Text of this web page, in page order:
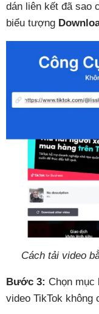
dán liên kết đã sao
biểu tượng
Cách tải video
Bước 3: Chọn mục
video TikTok không